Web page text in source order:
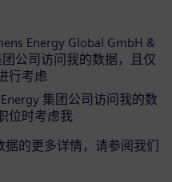
Energy Global GmbH &
团公司访问我的数据，且仅
行考虑
集团公司访问我的数
位时考虑我
的更多详情，请参阅我们